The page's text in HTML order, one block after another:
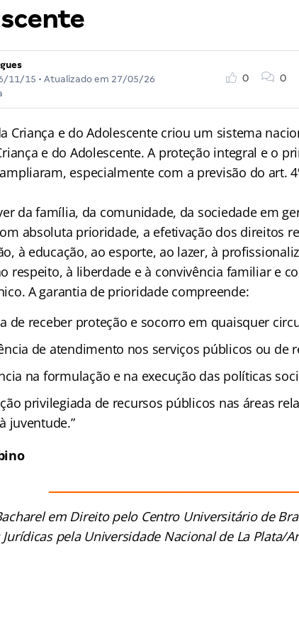
11/15 • Atualizado em 27/05/26
0 0
Criança e do Adolescente criou um sistema
e do Adolescente. A proteção integral e o
especialmente com a previsão do art.
da família, da comunidade, da sociedade em
absoluta prioridade, a efetivação dos direitos
à educação, ao esporte, ao lazer, à
respeito, à liberdade e à convivência familiar e
A garantia de prioridade compreende:
de receber proteção e socorro em quaisquer
de atendimento nos serviços públicos ou de
na formulação e na execução das políticas
privilegiada de recursos públicos nas áreas
juventude.”
em Direito pelo Centro Universitário de
Jurídicas pela Universidade Nacional de La Plata/